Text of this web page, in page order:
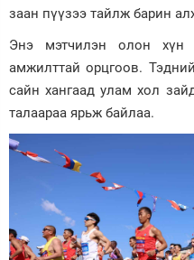
заан пүүзээ тайлж барин
Энэ мэтчилэн олон хүн
амжилттай орцгоов.
сайн хангаад улам хол
талаараа ярьж байлаа.